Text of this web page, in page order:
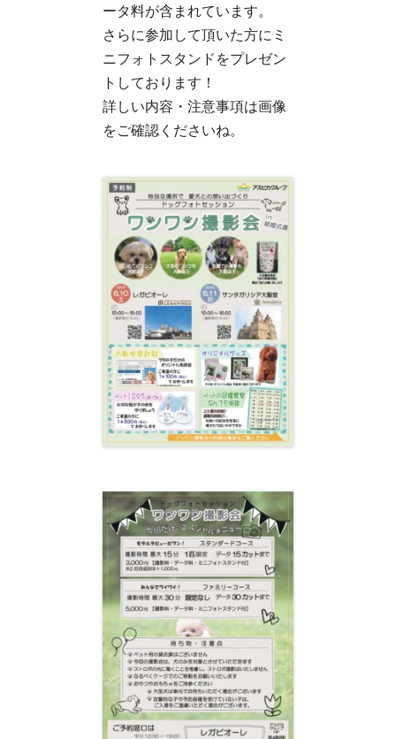
ータ料が含まれています。
さらに参加して頂いた方にミ
ニフォトスタンドをプレゼン
トしております！
詳しい内容・注意事項は画像
をご確認くださいね。